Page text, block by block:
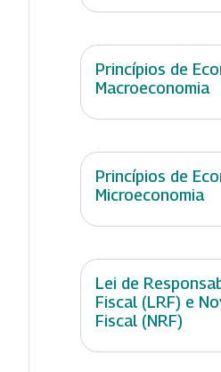
Princípios de
Macroeconomia
Princípios de
Microeconomia
Lei de
Fiscal (LRF) e
Fiscal (NRF)